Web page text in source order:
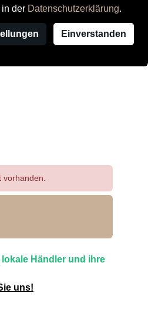
der Datenschutzerklärung.
Einverstanden
Klassisch
Händler und ihre
uns!